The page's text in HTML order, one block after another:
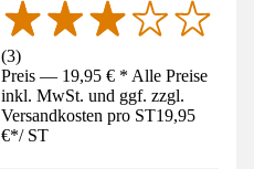
(3)
Preis — 19,95 € * Alle Preise
inkl. MwSt. und ggf. zzgl.
Versandkosten pro ST19,95
€*/ ST